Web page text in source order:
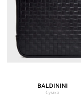
BALDININI
Сумка